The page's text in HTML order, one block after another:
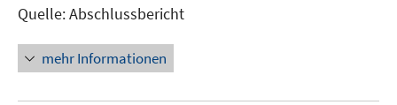
Quelle: Abschlussbericht
mehr Informationen